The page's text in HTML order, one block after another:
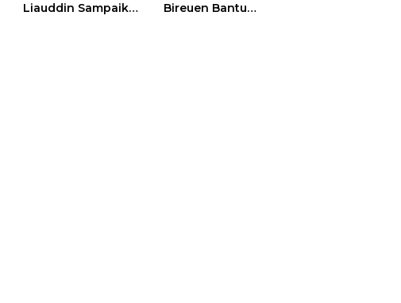
Liauddin Sampaikan
Bireuen Bantu